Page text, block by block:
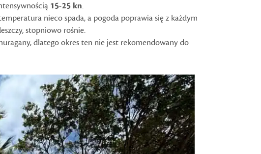
15-25 kn.
nieco spada, a pogoda poprawia się z każdym
stopniowo rośnie.
dlatego okres ten nie jest rekomendowany do